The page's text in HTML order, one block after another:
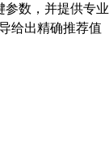
参数，并提供专业
给出精确推荐值